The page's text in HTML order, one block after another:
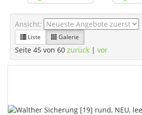
Ansicht:
Liste Galerie
Seite 45 von 60 zurück | vor